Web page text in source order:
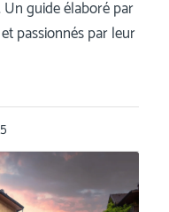
guide élaboré par
passionnés par leur